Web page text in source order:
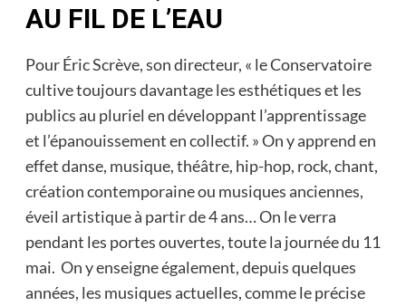
AU FIL DE L’EAU
Pour Éric Scrève, son directeur, « le Conservatoire
cultive toujours davantage les esthétiques et les
publics au pluriel en développant l’apprentissage
et l’épanouissement en collectif. » On y apprend en
effet danse, musique, théâtre, hip-hop, rock, chant,
création contemporaine ou musiques anciennes,
éveil artistique à partir de 4 ans… On le verra
pendant les portes ouvertes, toute la journée du 11
mai. On y enseigne également, depuis quelques
années, les musiques actuelles, comme le précise